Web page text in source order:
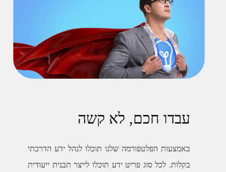
עבדו חכם, לא קשה
באמצעות הפלטפורמה שלנו תוכלו לנהל ידע הדרכתי
בקלות. לכל סוג פריט ידע תוכלו לייצר תבנית ייעודית